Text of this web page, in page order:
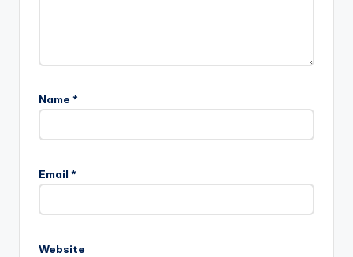
Name *
Email *
Website